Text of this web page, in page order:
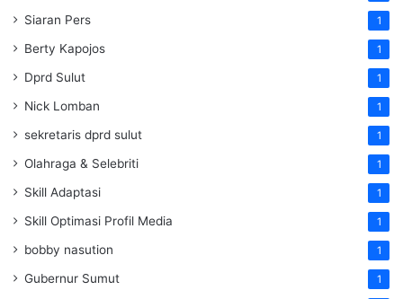
Siaran Pers 1
Berty Kapojos 1
Dprd Sulut 1
Nick Lomban 1
sekretaris dprd sulut 1
Olahraga & Selebriti 1
Skill Adaptasi 1
Skill Optimasi Profil Media 1
bobby nasution 1
Gubernur Sumut 1